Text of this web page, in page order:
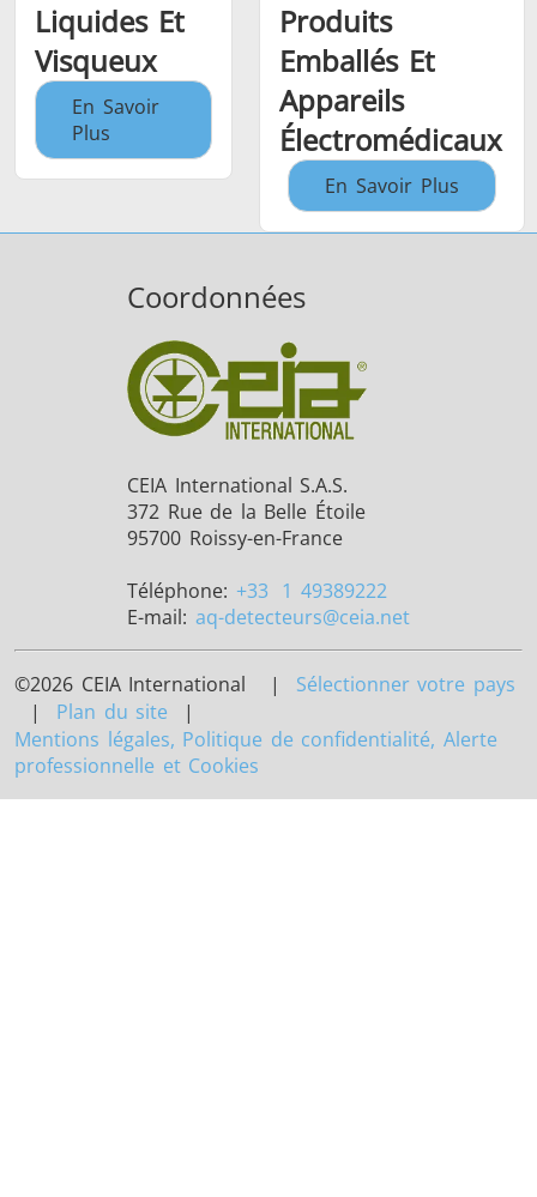
Liquides Et
Visqueux
En Savoir
Plus
Produits
Emballés Et
Appareils
Électromédicaux
En Savoir Plus
Coordonnées
CEIA International S.A.S.
372 Rue de la Belle Étoile
95700 Roissy-en-France
Téléphone: +33 1 49389222
E-mail: aq-detecteurs@ceia.net
©2026 CEIA International | Sélectionner votre pays
| Plan du site |
Mentions légales, Politique de confidentialité, Alerte
professionnelle et Cookies